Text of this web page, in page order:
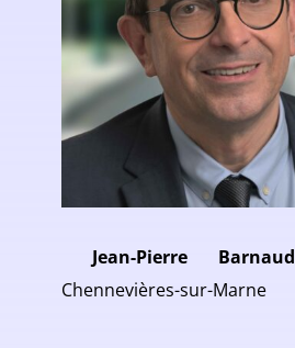
Jean-Pierre Barnaud
Chennevières-sur-Marne